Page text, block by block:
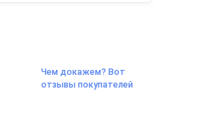
Чем докажем? Вот
отзывы покупателей